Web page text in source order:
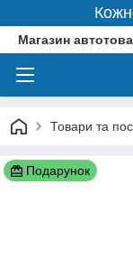
Магазин
Товари та
Подарунок